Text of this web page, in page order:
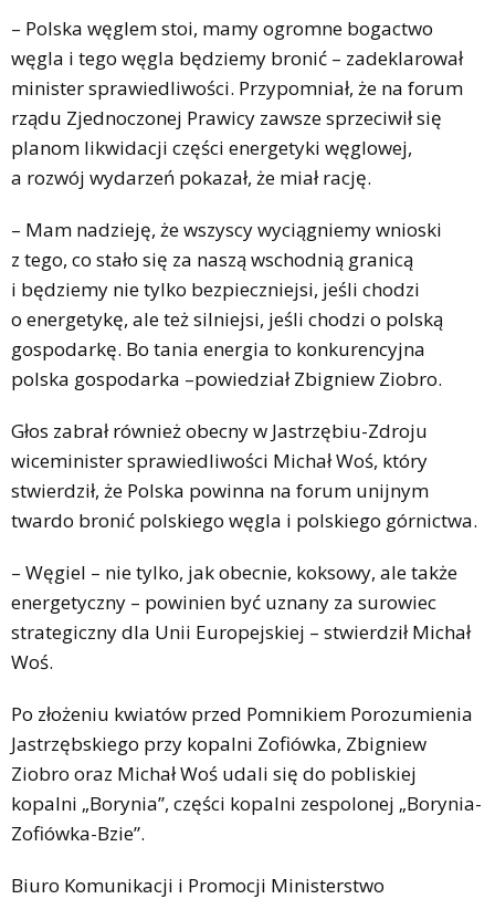
– Polska węglem stoi, mamy ogromne bogactwo
węgla i tego węgla będziemy bronić – zadeklarował
minister sprawiedliwości. Przypomniał, że na forum
rządu Zjednoczonej Prawicy zawsze sprzeciwił się
planom likwidacji części energetyki węglowej,
a rozwój wydarzeń pokazał, że miał rację.
– Mam nadzieję, że wszyscy wyciągniemy wnioski
z tego, co stało się za naszą wschodnią granicą
i będziemy nie tylko bezpieczniejsi, jeśli chodzi
o energetykę, ale też silniejsi, jeśli chodzi o polską
gospodarkę. Bo tania energia to konkurencyjna
polska gospodarka –powiedział Zbigniew Ziobro.
Głos zabrał również obecny w Jastrzębiu-Zdroju
wiceminister sprawiedliwości Michał Woś, który
stwierdził, że Polska powinna na forum unijnym
twardo bronić polskiego węgla i polskiego górnictwa.
– Węgiel – nie tylko, jak obecnie, koksowy, ale także
energetyczny – powinien być uznany za surowiec
strategiczny dla Unii Europejskiej – stwierdził Michał
Woś.
Po złożeniu kwiatów przed Pomnikiem Porozumienia
Jastrzębskiego przy kopalni Zofiówka, Zbigniew
Ziobro oraz Michał Woś udali się do pobliskiej
kopalni „Borynia”, części kopalni zespolonej „Borynia-
Zofiówka-Bzie”.
Biuro Komunikacji i Promocji Ministerstwo